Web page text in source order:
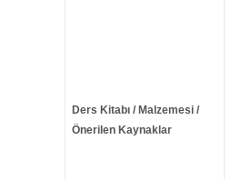
Ders Kitabı / Malzemesi /
Önerilen Kaynaklar